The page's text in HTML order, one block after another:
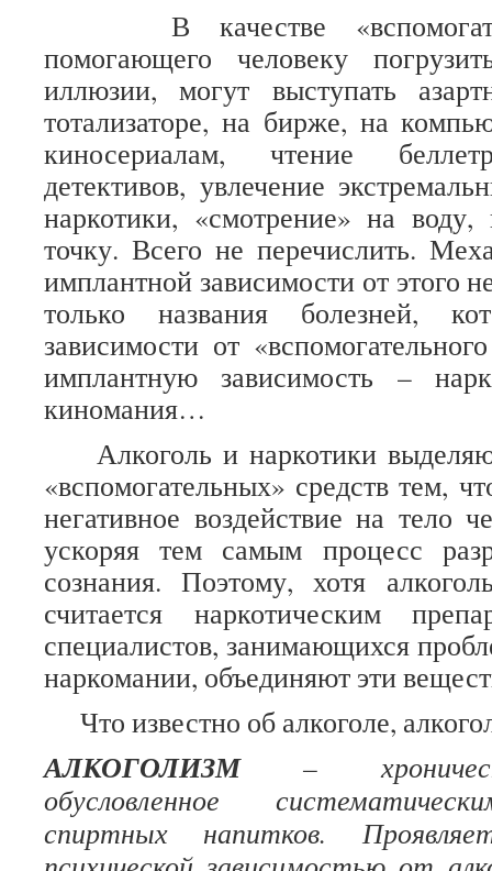
В качестве
помогающего человеку
иллюзии, могут выступать
тотализаторе, на бирже, на
киносериалам, чтение
детективов, увлечение
наркотики, «смотрение» на
точку. Всего не перечислить.
имплантной зависимости от этого
только названия болезней,
зависимости от
имплантную зависимость –
киномания…
Алкоголь и наркотики
«вспомогательных» средств тем,
негативное воздействие на тело
ускоряя тем самым процесс
сознания. Поэтому, хотя
считается наркотическим
специалистов, занимающихся
наркомании, объединяют эти
Что известно об алкоголе,
АЛКОГОЛИЗМ–
обусловленное
спиртных напитков.